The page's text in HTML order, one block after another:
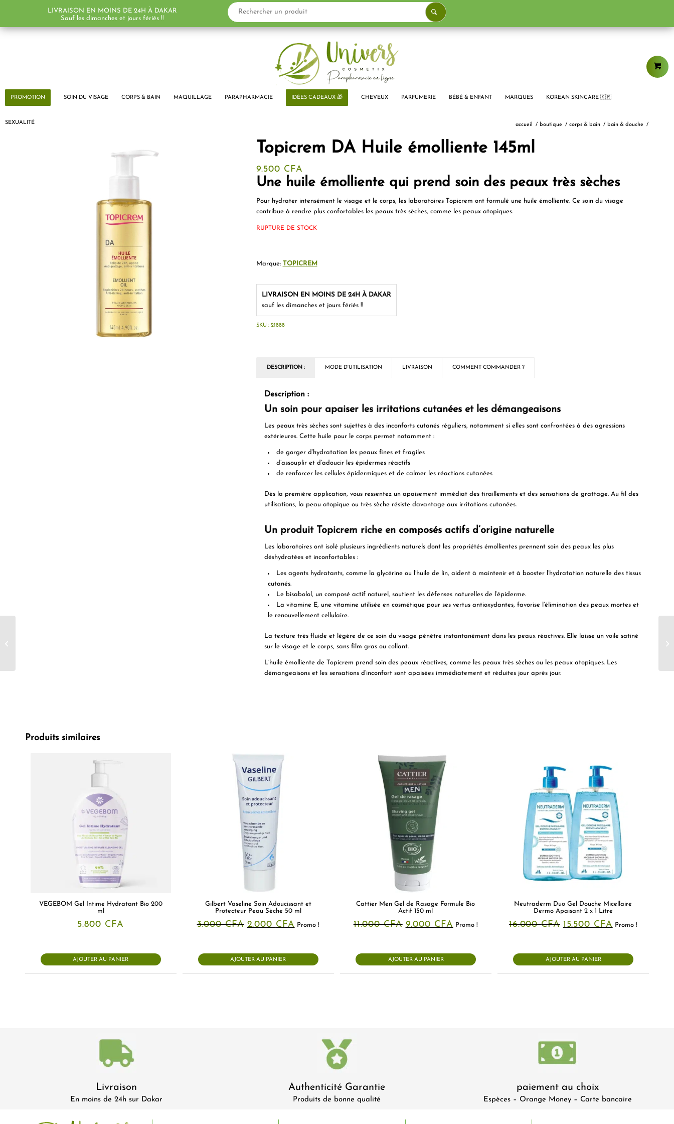
PROMOTION SOIN DU VISAGE CORPS & BAIN MAQUILLAGE PARAPHARMACIE IDÉES CADEAUX 🎁 CHEVEUX PARFUMERIE BÉBÉ & ENFANT MARQUES KOREAN SKINCARE 🇰🇷
SEXUALITÉ accueil / boutique / corps & bain / bain & douche /
Topicrem DA Huile émolliente 145ml
9.500 CFA
Une huile émolliente qui prend soin des peaux très sèches
Pour hydrater intensément le visage et le corps, les laboratoires Topicrem ont formulé une huile émolliente. Ce soin du visage
contribue à rendre plus confortables les peaux très sèches, comme les peaux atopiques.
RUPTURE DE STOCK
Marque: TOPICREM
LIVRAISON EN MOINS DE 24H À DAKAR
sauf les dimanches et jours fériés !!
SKU : 21888
DESCRIPTION : MODE D'UTILISATION LIVRAISON COMMENT COMMANDER ?
Description :
Un soin pour apaiser les irritations cutanées et les démangeaisons
Les peaux très sèchessont sujettes à des inconforts cutanés réguliers, notamment si elles sont confrontées à des agressions
extérieures. Cette huile pour le corpspermet notamment :
de gorger d’hydratation les peaux fines et fragiles
d’assouplir et d’adoucir les épidermes réactifs
de renforcer les cellules épidermiques et de calmer les réactions cutanées
Dès la première application, vous ressentez un apaisement immédiatdes tiraillements et des sensations de grattage. Au fil des
utilisations, la peau atopiqueou très sèche résiste davantage aux irritations cutanées.
Un produit Topicrem riche en composés actifs d’origine naturelle
Les laboratoires ont isolé plusieurs ingrédients naturels dont les propriétés émollientesprennent soin des peaux les plus
déshydratées et inconfortables :
Les agents hydratants, comme la glycérine ou l’huile de lin, aident à maintenir et à booster l’hydratation naturelle des tissus
cutanés.
Le bisabolol, un composé actif naturel, soutient les défenses naturelles de l’épiderme.
La vitamine E, une vitamine utilisée en cosmétique pour ses vertus antioxydantes, favorise l’élimination des peaux mortes et
le renouvellement cellulaire.
La texture très fluide et légère de ce soin du visage pénètre instantanément dans les peaux réactives. Elle laisse un voile satiné
sur le visage et le corps, sans film gras ou collant.
L’huile émolliente de Topicrem prend soin des peaux réactives, comme les peaux très sèchesou les peaux atopiques. Les
démangeaisons et les sensations d’inconfort sont apaisées immédiatement et réduites jour après jour.
Produits similaires
VEGEBOM Gel Intime Hydratant Bio 200
ml
5.800 CFA
AJOUTER AU PANIER
Gilbert Vaseline Soin Adoucissant et
Protecteur Peau Sèche 50 ml
3.000CFA Le
3.000 CFA.
2.000 CFA Le
2.000 CFA.
Promo !
AJOUTER AU PANIER
Cattier Men Gel de Rasage Formule Bio
Actif 150 ml
11.000CFA Le
11.000 CFA.
9.000 CFA Le
9.000 CFA.
Promo !
AJOUTER AU PANIER
Neutraderm Duo Gel Douche Micellaire
Dermo Apaisant 2 x 1 Litre
16.000CFA Le
16.000 CFA.
15.500 CFA Le
15.500 CFA.
Promo !
AJOUTER AU PANIER
LIVRAISON EN MOINS DE 24H À DAKAR
Sauf les dimanches et jours fériés !!
Livraison
En moins de 24h sur Dakar
Authenticité Garantie
Produits de bonne qualité
paiement au choix
Espèces – Orange Money – Carte bancaire